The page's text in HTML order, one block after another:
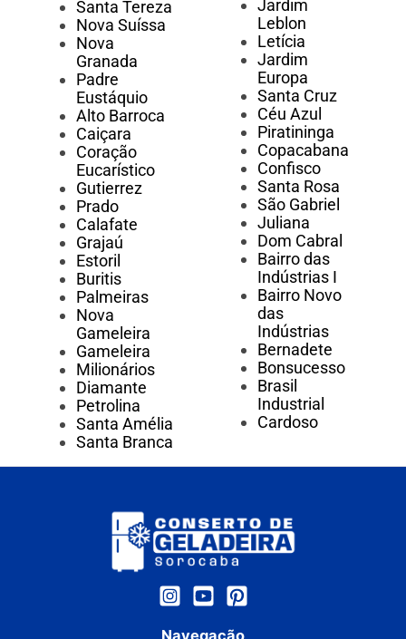
Santa Tereza
Nova Suíssa
Nova
Granada
Padre
Eustáquio
Alto Barroca
Caiçara
Coração
Eucarístico
Gutierrez
Prado
Calafate
Grajaú
Estoril
Buritis
Palmeiras
Nova
Gameleira
Gameleira
Milionários
Diamante
Petrolina
Santa Amélia
Santa Branca
Jardim
Leblon
Letícia
Jardim
Europa
Santa Cruz
Céu Azul
Piratininga
Copacabana
Confisco
Santa Rosa
São Gabriel
Juliana
Dom Cabral
Bairro das
Indústrias I
Bairro Novo
das
Indústrias
Bernadete
Bonsucesso
Brasil
Industrial
Cardoso
Navegação